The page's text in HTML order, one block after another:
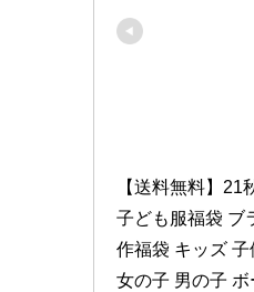
【送料無料】21
子ども服福袋 ブ
作福袋 キッズ 子
女の子 男の子